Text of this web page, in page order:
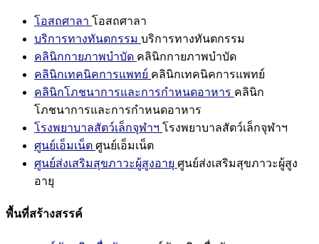
โอสถศาลา โอสถศาลา
บริการทางทันตกรรม บริการทางทันตกรรม
คลินิกกายภาพบำบัด คลินิกกายภาพบำบัด
คลินิกเทคนิคการแพทย์ คลินิกเทคนิคการแพทย์
คลินิกโภชนาการและการกำหนดอาหาร คลินิก
โภชนาการและการกำหนดอาหาร
โรงพยาบาลสัตว์เล็กจุฬาฯ โรงพยาบาลสัตว์เล็กจุฬาฯ
ศูนย์เอ็มเน็ต ศูนย์เอ็มเน็ต
ศูนย์ส่งเสริมสุขภาวะผู้สูงอายุ ศูนย์ส่งเสริมสุขภาวะผู้สูง
อายุ
พื้นที่สร้างสรรค์